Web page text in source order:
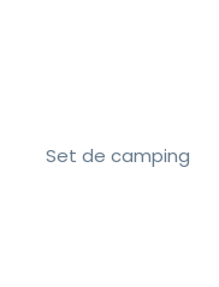
Set de camping